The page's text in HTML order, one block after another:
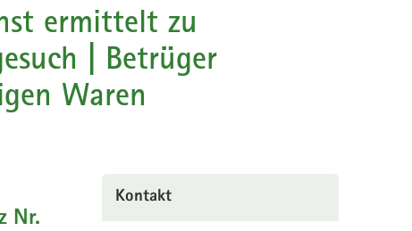
ermittelt zu
| Betrüger
Waren
Nr.
Kontakt